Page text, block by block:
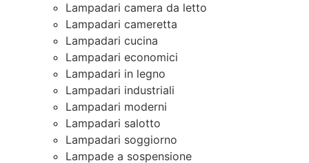
Lampadari camera da letto
Lampadari cameretta
Lampadari cucina
Lampadari economici
Lampadari in legno
Lampadari industriali
Lampadari moderni
Lampadari salotto
Lampadari soggiorno
Lampade a sospensione